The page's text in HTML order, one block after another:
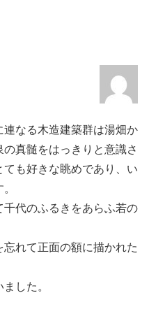
なる木造建築群は湯畑か
真髄をはっきりと意識さ
も好きな眺めであり、い
代のふるきをあらふ若の
れて正面の額に描かれた
した。